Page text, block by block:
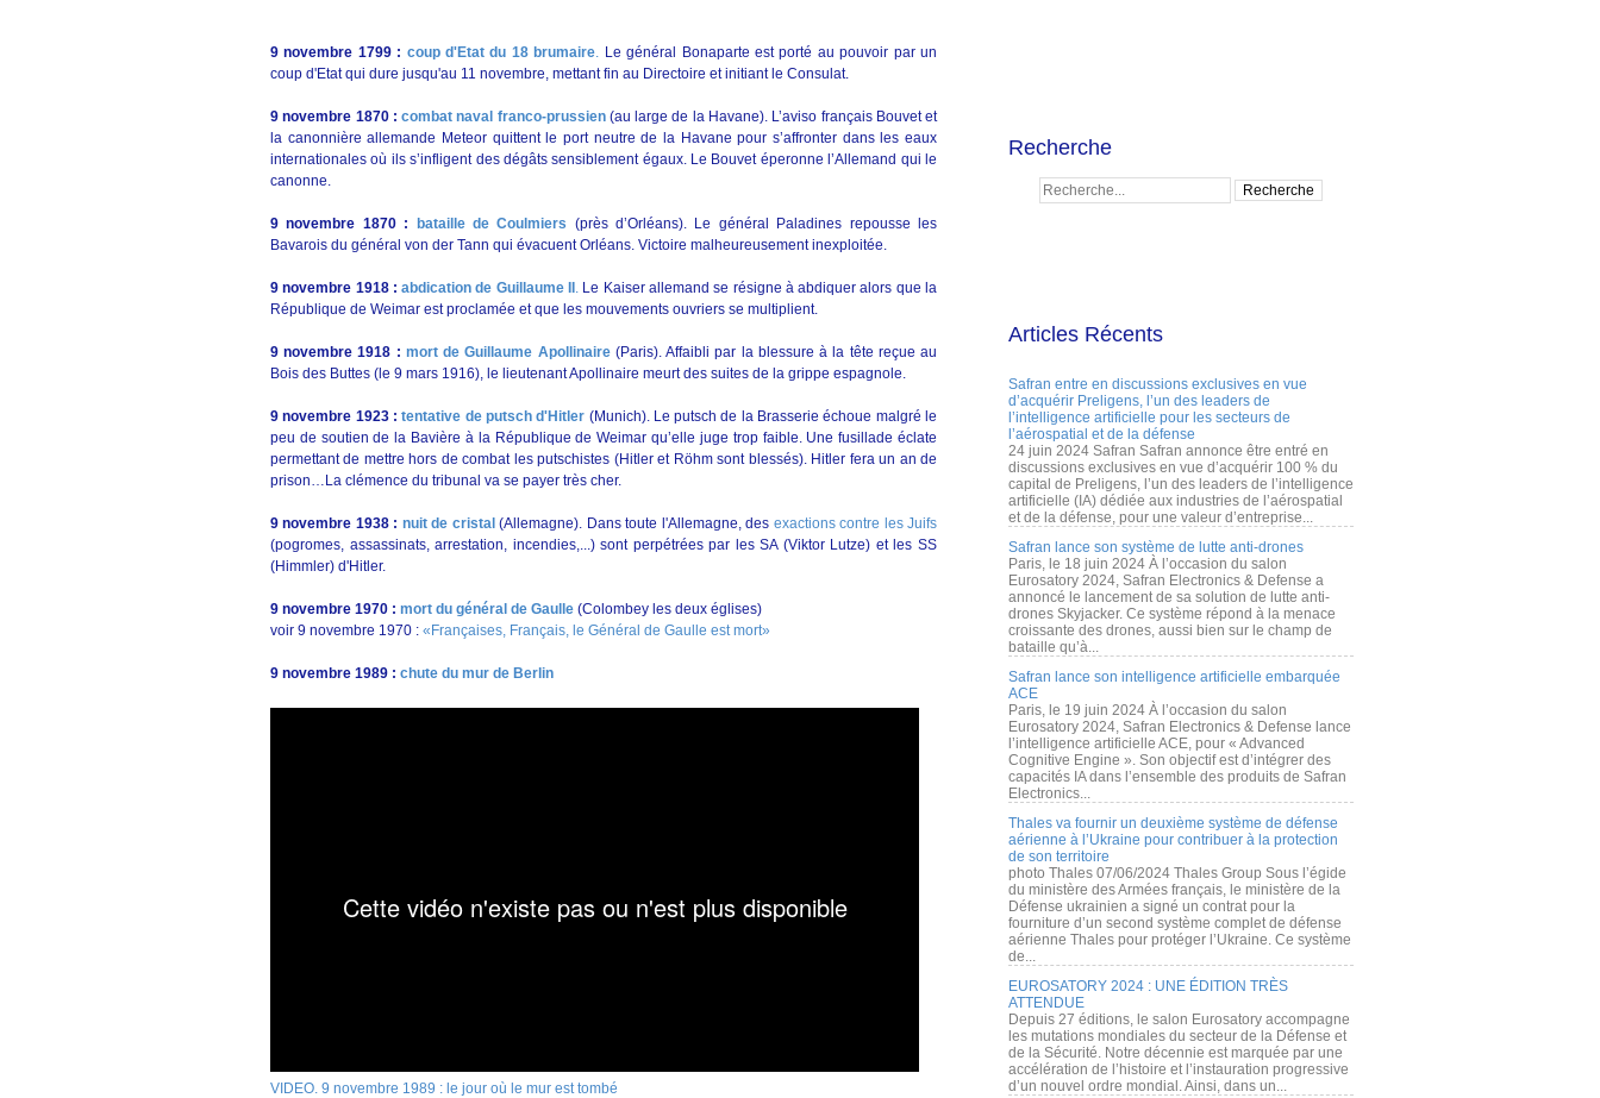
9 novembre 1799 : coup d'Etat du 18 brumaire. Le général Bonaparte est porté au pouvoir par un
coup d'Etat qui dure jusqu'au 11 novembre, mettant fin au Directoire et initiant le Consulat.
9 novembre 1870 :combat naval franco-prussien(au large de la Havane). L’aviso français Bouvet et
la canonnière allemande Meteor quittent le port neutre de la Havane pour s’affronter dans les eaux
internationales où ils s’infligent des dégâts sensiblement égaux. Le Bouvet éperonne l’Allemand qui le
canonne.
9 novembre 1870 : bataille de Coulmiers (près d’Orléans). Le général Paladines repousse les
Bavarois du général von der Tann qui évacuent Orléans. Victoire malheureusement inexploitée.
9 novembre 1918 :abdication de Guillaume II . Le Kaiser allemand se résigne à abdiquer alors que la
République de Weimar est proclamée et que les mouvements ouvriers se multiplient.
9 novembre 1918 : mort de Guillaume Apollinaire(Paris). Affaibli par la blessure à la tête reçue au
Bois des Buttes (le 9 mars 1916), le lieutenant Apollinaire meurt des suites de la grippe espagnole.
9 novembre 1923 :tentative de putsch d'Hitler (Munich). Le putsch de la Brasserie échoue malgré le
peu de soutien de la Bavière à la République de Weimar qu’elle juge trop faible. Une fusillade éclate
permettant de mettre hors de combat les putschistes (Hitler et Röhm sont blessés). Hitler fera un an de
prison…La clémence du tribunal va se payer très cher.
9 novembre 1938 : nuit de cristal(Allemagne). Dans toute l'Allemagne, des exactions contre les Juifs
(pogromes, assassinats, arrestation, incendies,...) sont perpétrées par les SA (Viktor Lutze) et les SS
(Himmler) d'Hitler.
9 novembre 1970 : mort du général de Gaulle (Colombey les deux églises)
voir 9 novembre 1970 : «Françaises, Français, le Général de Gaulle est mort»
9 novembre 1989 : chute du mur de Berlin
VIDEO. 9 novembre 1989 : le jour où le mur est tombé
Recherche
Articles Récents
Safran entre en discussions exclusives en vue
d’acquérir Preligens, l’un des leaders de
l’intelligence artificielle pour les secteurs de
l’aérospatial et de la défense
24 juin 2024 Safran Safran annonce être entré en
discussions exclusives en vue d’acquérir 100 % du
capital de Preligens, l’un des leaders de l’intelligence
artificielle (IA) dédiée aux industries de l’aérospatial
et de la défense, pour une valeur d’entreprise...
Safran lance son système de lutte anti-drones
Paris, le 18 juin 2024 À l’occasion du salon
Eurosatory 2024, Safran Electronics & Defense a
annoncé le lancement de sa solution de lutte anti-
drones Skyjacker. Ce système répond à la menace
croissante des drones, aussi bien sur le champ de
bataille qu’à...
Safran lance son intelligence artificielle embarquée
ACE
Paris, le 19 juin 2024 À l’occasion du salon
Eurosatory 2024, Safran Electronics & Defense lance
l’intelligence artificielle ACE, pour « Advanced
Cognitive Engine ». Son objectif est d’intégrer des
capacités IA dans l’ensemble des produits de Safran
Electronics...
Thales va fournir un deuxième système de défense
aérienne à l’Ukraine pour contribuer à la protection
de son territoire
photo Thales 07/06/2024 Thales Group Sous l’égide
du ministère des Armées français, le ministère de la
Défense ukrainien a signé un contrat pour la
fourniture d’un second système complet de défense
aérienne Thales pour protéger l’Ukraine. Ce système
de...
EUROSATORY 2024 : UNE ÉDITION TRÈS
ATTENDUE
Depuis 27 éditions, le salon Eurosatory accompagne
les mutations mondiales du secteur de la Défense et
de la Sécurité. Notre décennie est marquée par une
accélération de l’histoire et l’instauration progressive
d’un nouvel ordre mondial. Ainsi, dans un...